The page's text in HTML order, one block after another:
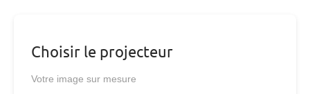
Choisir le projecteur
Votre image sur mesure